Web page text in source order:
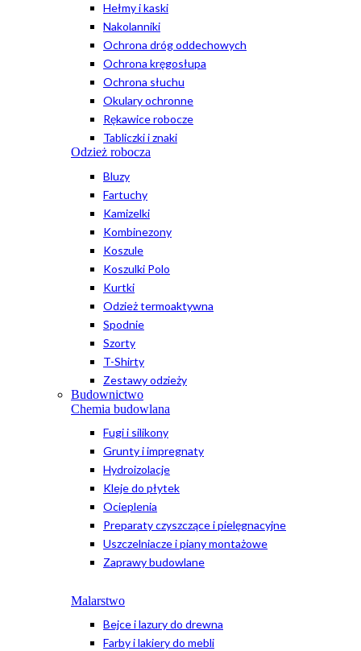
Hełmy i kaski
Nakolanniki
Ochrona dróg oddechowych
Ochrona kręgosłupa
Ochrona słuchu
Okulary ochronne
Rękawice robocze
Tabliczki i znaki
Odzież robocza
Bluzy
Fartuchy
Kamizelki
Kombinezony
Koszule
Koszulki Polo
Kurtki
Odzież termoaktywna
Spodnie
Szorty
T-Shirty
Zestawy odzieży
Budownictwo
Chemia budowlana
Fugi i silikony
Grunty i impregnaty
Hydroizolacje
Kleje do płytek
Ocieplenia
Preparaty czyszczące i pielęgnacyjne
Uszczelniacze i piany montażowe
Zaprawy budowlane
Malarstwo
Bejce i lazury do drewna
Farby i lakiery do mebli